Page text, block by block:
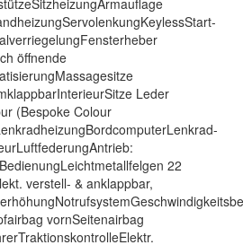
öffnende
Leder
(Bespoke Colour
22
verstell- & anklappbar,
vornSeitenairbag